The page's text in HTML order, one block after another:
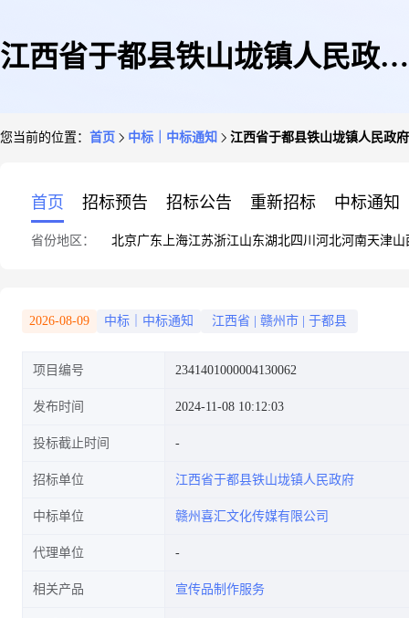
江西省于都县铁山垅镇人民政府
您当前的位置： 首页 中标｜中标通知 江西省于都县铁山垅镇人民政
首页 招标预告 招标公告 重新招标 中标通知
省份地区： 北京广东 上海江苏浙江山东湖北四川 河北河南天津山
2026-08-09 中标｜中标通知 江西省 赣州市 于都县
项目编号 2341401000004130062
发布时间 2024-11-08 10:12:03
投标截止时间
招标单位 江西省于都县铁山垅镇人民政府
中标单位 赣州喜汇文化传媒有限公司
代理单位
相关产品 宣传品制作服务